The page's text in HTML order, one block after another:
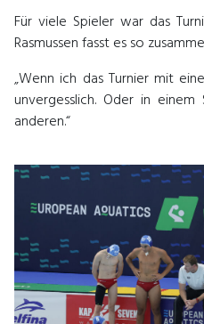
Für viele Spieler war das
Rasmussen fasst es so
„Wenn ich das Turnier mit
unvergesslich. Oder in
anderen.“